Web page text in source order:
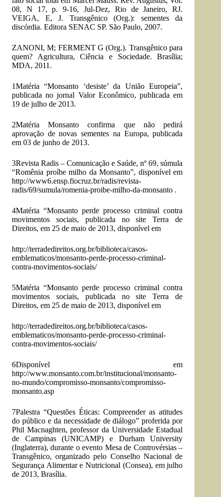
08, N 17, p. 9-16, Jul-Dez, Rio de Janeiro, RJ.
VEIGA, E, J. Transgênico (Org.): sementes da
discórdia. Editora SENAC SP. São Paulo, 2007.
ZANONI, M; FERMENT G (Org.). Transgênico para
quem? Agricultura, Ciência e Sociedade. Brasília;
MDA, 2011.
1Matéria “Monsanto ‘desiste’ da União Europeia”,
publicada no jornal Valor Econômico, publicada em
19 de julho de 2013.
2Matéria Monsanto confirma que não pedirá
aprovação de novas sementes na Europa, publicada
em 03 de junho de 2013.
3Revista Radis – Comunicação e Saúde, nº 69, súmula
“Romênia proíbe milho da Monsanto”, disponível em
http://www6.ensp.fiocruz.br/radis/revista-
radis/69/sumula/romenia-proibe-milho-da-monsanto .
4Matéria “Monsanto perde processo criminal contra
movimentos sociais, publicada no site Terra de
Direitos, em 25 de maio de 2013, disponível em
http://terradedireitos.org.br/biblioteca/casos-
emblematicos/monsanto-perde-processo-criminal-
contra-movimentos-sociais/
5Matéria “Monsanto perde processo criminal contra
movimentos sociais, publicada no site Terra de
Direitos, em 25 de maio de 2013, disponível em
http://terradedireitos.org.br/biblioteca/casos-
emblematicos/monsanto-perde-processo-criminal-
contra-movimentos-sociais/
6Disponível em
http://www.monsanto.com.br/institucional/monsanto-
no-mundo/compromisso-monsanto/compromisso-
monsanto.asp
7Palestra “Questões Éticas: Compreender as atitudes
do público e da necessidade de diálogo” proferida por
Phil Macnaghten, professor da Universidade Estadual
de Campinas (UNICAMP) e Durham University
(Inglaterra), durante o evento Mesa de Controvérsias –
Transgênico, organizado pelo Conselho Nacional de
Segurança Alimentar e Nutricional (Consea), em julho
de 2013, Brasília.